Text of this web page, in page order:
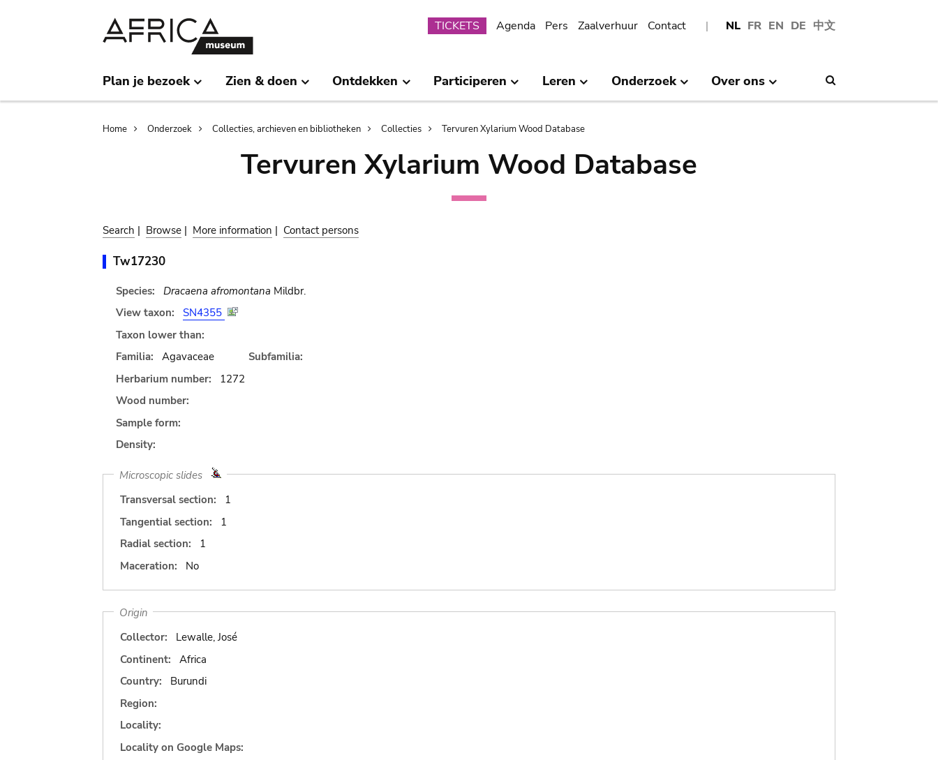
NL FR EN DE 中文
Submenu
TICKETS Agenda Pers Zaalverhuur Contact
Plan je bezoek Zien & doen Ontdekken Participeren Leren Onderzoek Over ons
Breadcrumb
Home Onderzoek Collecties, archieven en bibliotheken Collecties Tervuren Xylarium Wood Database
Tervuren Xylarium Wood Database
Search | Browse | More information | Contact persons
Tw17230
Species: Dracaena afromontana Mildbr.
View taxon:
SN4355
Taxon lower than:
Familia:
Agavaceae
Subfamilia:
Herbarium number:
1272
Wood number:
Sample form:
Density:
Microscopic slides
Transversal section:
1
Tangential section:
1
Radial section:
1
Maceration:
No
Origin
Collector:
Lewalle, José
Continent:
Africa
Country:
Burundi
Region:
Locality:
Locality on Google Maps: